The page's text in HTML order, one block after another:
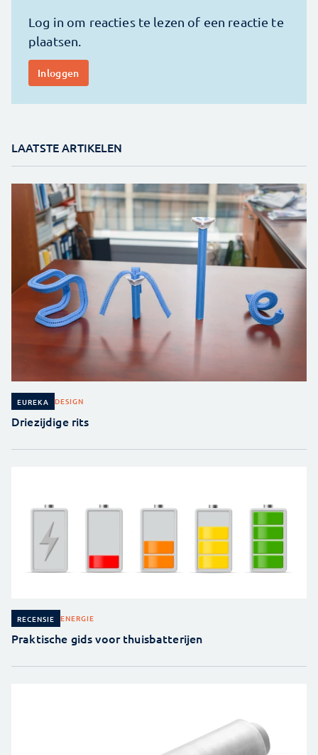
LAATSTE ARTIKELEN
EUREKA DESIGN
Driezijdige rits
RECENSIE ENERGIE
Praktische gids voor thuisbatterijen